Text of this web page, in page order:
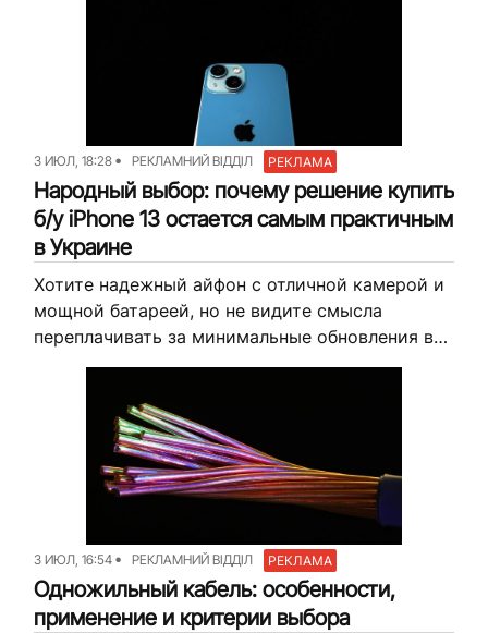
3 ИЮЛ, 18:28 РЕКЛАМНИЙ ВІДДІЛ РЕКЛАМА
Народный выбор: почему решение купить
б/у iPhone 13 остается самым практичным
в Украине
Хотите надежный айфон с отличной камерой и
мощной батареей, но не видите смысла
переплачивать за минимальные обновления в
новых линейках? Базовые хиты прошлых лет —
3 ИЮЛ, 16:54 РЕКЛАМНИЙ ВІДДІЛ РЕКЛАМА
Одножильный кабель: особенности,
применение и критерии выбора